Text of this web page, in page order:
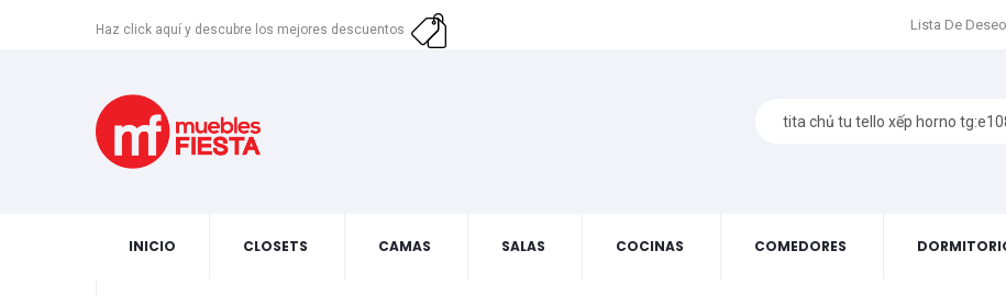
Haz click aquí y descubre los mejores descuentos Lista De
INICIO CLOSETS CAMAS SALAS COCINAS COMEDORES